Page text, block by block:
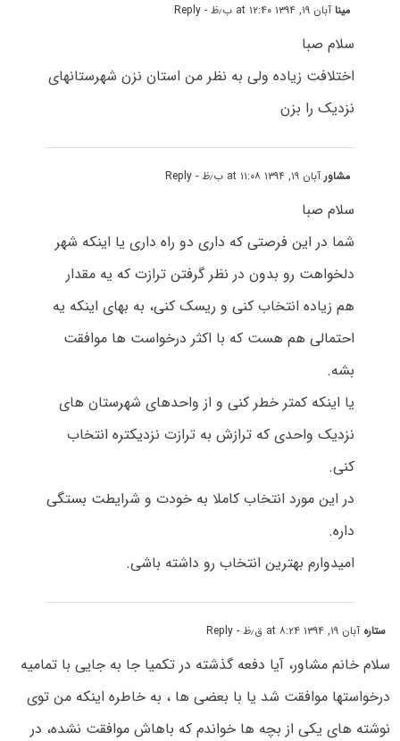
میناآبان ۱۹, ۱۳۹۴ at ۱۲:۴۰ ب٫ظ - Reply
سلام صبا
اختلافت زیاده ولی به نظر من استان نزن شهرستانهای
نزدیک را بزن
مشاورآبان ۱۹, ۱۳۹۴ at ۱۱:۰۸ ب٫ظ - Reply
سلام صبا
شما در این فرصتی که داری دو راه داری یا اینکه شهر
دلخواهت رو بدون در نظر گرفتن ترازت که یه مقدار
هم زیاده انتخاب کنی و ریسک کنی، به بهای اینکه یه
احتمالی هم هست که با اکثر درخواست ها موافقت
بشه.
یا اینکه کمتر خطر کنی و از واحدهای شهرستان های
نزدیک واحدی که ترازش به ترازت نزدیکتره انتخاب
کنی.
در این مورد انتخاب کاملا به خودت و شرایطت بستگی
داره.
امیدوارم بهترین انتخاب رو داشته باشی.
ستاره آبان ۱۹, ۱۳۹۴ at ۸:۲۴ ق٫ظ - Reply
سلام خانم مشاور، آیا دفعه گذشته در تکمیا جا به جایی با تمامیه
درخواستها موافقت شد یا با بعضی ها ، به خاطره اینکه من توی
نوشته های یکی از بچه ها خواندم که باهاش موافقت نشده، در